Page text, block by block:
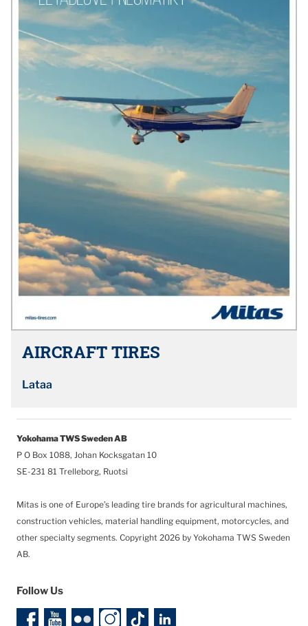
AIRCRAFT TIRES
Lataa
Yokohama TWS Sweden AB
P O Box 1088, Johan Kocksgatan 10
SE-231 81 Trelleborg, Ruotsi
Mitas is one of Europe’s leading tire brands for agricultural machines,
construction vehicles, material handling equipment, motorcycles, and
other specialty segments. Copyright 2026 by Yokohama TWS Sweden
AB.
Follow Us